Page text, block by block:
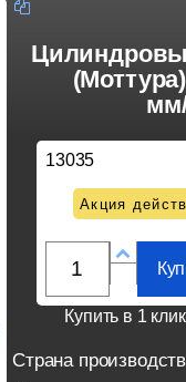
13035
Акция
Купить в 1 клик
Страна